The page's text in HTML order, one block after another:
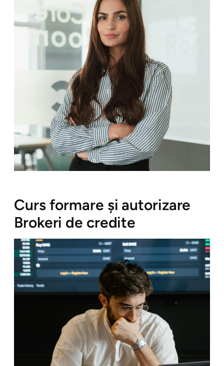
Curs formare și autorizare
Brokeri de credite